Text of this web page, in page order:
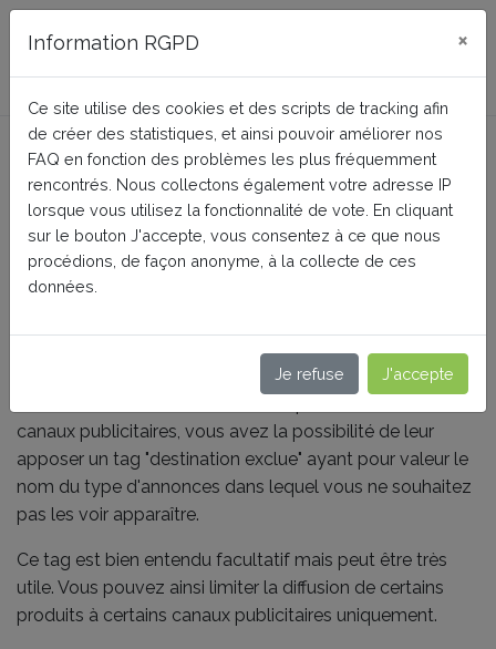
FAQ BusinessTech
Comment exclure des
produits de certains canaux
publicitaires ?
canaux publicitaires, vous avez la possibilité de leur
apposer un tag "destination exclue" ayant pour valeur le
nom du type d'annonces dans lequel vous ne souhaitez
pas les voir apparaître.
Ce tag est bien entendu facultatif mais peut être très
utile. Vous pouvez ainsi limiter la diffusion de certains
produits à certains canaux publicitaires uniquement.
Information RGPD ×
Ce site utilise des cookies et des scripts de tracking afin
de créer des statistiques, et ainsi pouvoir améliorer nos
FAQ en fonction des problèmes les plus fréquemment
rencontrés. Nous collectons également votre adresse IP
lorsque vous utilisez la fonctionnalité de vote. En cliquant
sur le bouton J'accepte, vous consentez à ce que nous
procédions, de façon anonyme, à la collecte de ces
données.
Je refuse J'accepte